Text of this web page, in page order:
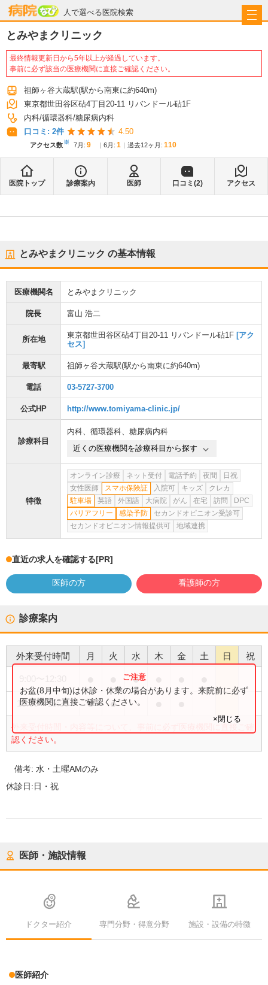
人で選べる医院検索
病院なび
とみやまクリニック
最終情報更新日から5年以上が経過しています。
事前に必ず該当の医療機関に直接ご確認ください。
祖師ヶ谷大蔵駅(駅から南東に約640m)
東京都世田谷区砧4丁目20-11 リバンドール砧1F
内科 循環器科 糖尿病内科
口コミ: 2件 4.50
アクセス数※ 7月 : 9 6月 : 1 過去12ヶ月: 110
医院トップ 診療案内 医師 口コミ(2) アクセス
とみやまクリニック の基本情報
医療機関名 とみやまクリニック
院長 富山 浩二
所在地 東京都世田谷区砧4丁目20-11 リバンドール砧1F [アク
セス]
最寄駅 祖師ヶ谷大蔵駅(駅から南東に約640m)
電話 03-5727-3700
公式HP http://www.tomiyama-clinic.jp/
診療科目
内科、 循環器科、 糖尿病内科
近くの医療機関を診療科目から探す
特徴
オンライン診療 ネット受付 電話予約 夜間
日祝
女性医師
スマホ保険証 入院可 キッズ
クレカ
駐車場
英語 外国語 大病院 がん 在宅 訪問
DPC
バリアフリー
感染予防
セカンドオピニオン受診可
セカンドオピニオン情報提供可
地域連携
直近の求人を確認する[PR]
医師の方 看護師の方
診療案内
外来受付時間 月 火 水 木 金 土 日 祝
●
15:00〜18:30 ● ●
外来受付時間・内容等について、事前に必ず医療機関に直接ご確
認ください。
お盆(8月中旬)は休診・休業の場合があります。来院前に必ず
医療機関に直接ご確認ください。
×閉じる
備考:水・土曜AMのみ
休診日:日・祝
医師・施設情報
ドクター紹介 専門分野・得意分野 施設・設備の特徴
医師紹介